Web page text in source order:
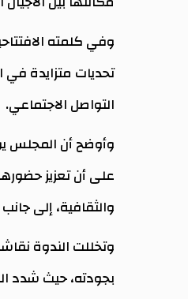
وفي كلمته
تحديات متزايدة
التواصل الاجتماعي.
وأوضح أن المجلس
على أن تعزيز
والثقافية، إلى
وتخللت الندوة
بجودته، حيث شدد